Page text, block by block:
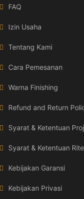
FAQ
Izin Usaha
Tentang Kami
Cara Pemesanan
Warna Finishing
Refund and Return
Syarat & Ketentuan
Syarat & Ketentuan
Kebijakan Garansi
Kebijakan Privasi